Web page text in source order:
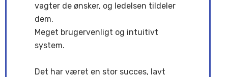
vagter de ønsker, og ledelsen tildeler
dem.
Meget brugervenligt og intuitivt
system.
Det har været en stor succes, lavt